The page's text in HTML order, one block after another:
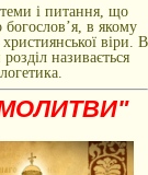
і питання, що
богослов’я, в якому
віри. В
називається